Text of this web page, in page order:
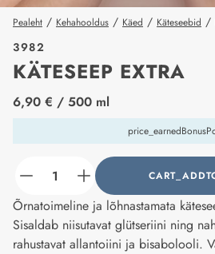
Pealeht / Kehahooldus / Käed / Käteseebid /
3982
KÄTESEEP EXTRA
price_label
6,90 € / 500 ml
counter_current
Õrnatoimeline ja lõhnastamata
Sisaldab niisutavat glütseriini ning
rahustavat allantoiini ja bisabolooli.